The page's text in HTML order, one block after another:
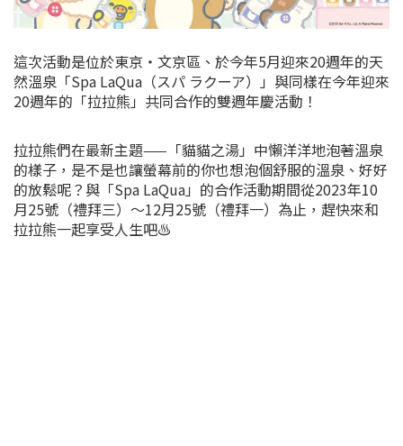
這次活動是位於東京・文京區、於今年5月迎來20週年的天
然溫泉「Spa LaQua（スパ ラクーア）」與同樣在今年迎來
20週年的「拉拉熊」共同合作的雙週年慶活動！
拉拉熊們在最新主題——「貓貓之湯」中懶洋洋地泡著溫泉
的樣子，是不是也讓螢幕前的你也想泡個舒服的溫泉、好好
的放鬆呢？與「Spa LaQua」的合作活動期間從2023年10
月25號（禮拜三）～12月25號（禮拜一）為止，趕快來和
拉拉熊一起享受人生吧♨